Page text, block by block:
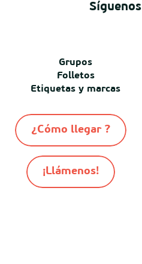
Síguenos
Grupos
Folletos
Etiquetas y marcas
¿Cómo llegar ?
¡Llámenos!